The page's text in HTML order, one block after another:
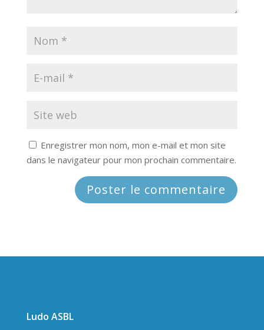
Enregistrer mon nom, mon e-mail et mon site
dans le navigateur pour mon prochain commentaire.
Ludo ASBL